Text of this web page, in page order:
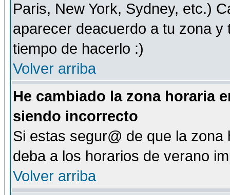
Paris, New York, Sydney, etc.)
aparecer deacuerdo a tu zona
tiempo de hacerlo :)
Volver arriba
He cambiado la zona horaria
siendo incorrecto
Si estas segur@ de que la
deba a los horarios de verano
Volver arriba